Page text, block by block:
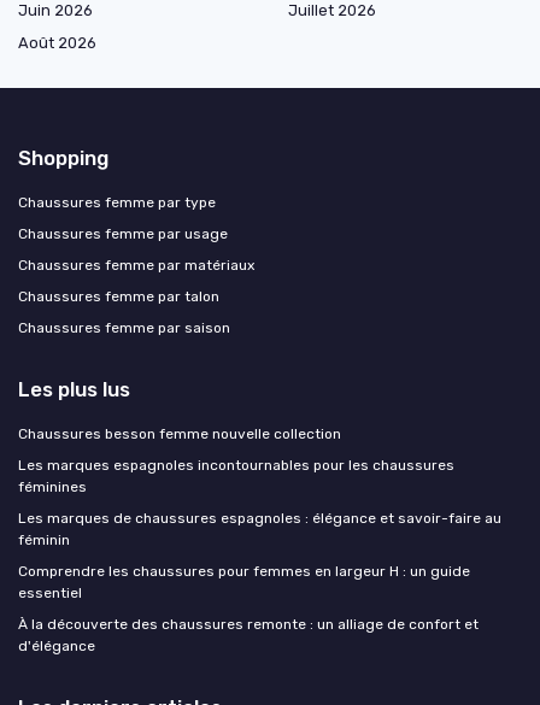
Juin 2026
Juillet 2026
Août 2026
Shopping
Chaussures femme par type
Chaussures femme par usage
Chaussures femme par matériaux
Chaussures femme par talon
Chaussures femme par saison
Les plus lus
Chaussures besson femme nouvelle collection
Les marques espagnoles incontournables pour les chaussures
féminines
Les marques de chaussures espagnoles : élégance et savoir-faire au
féminin
Comprendre les chaussures pour femmes en largeur H : un guide
essentiel
À la découverte des chaussures remonte : un alliage de confort et
d'élégance